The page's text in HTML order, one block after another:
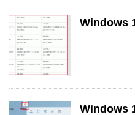
Windows
Windows